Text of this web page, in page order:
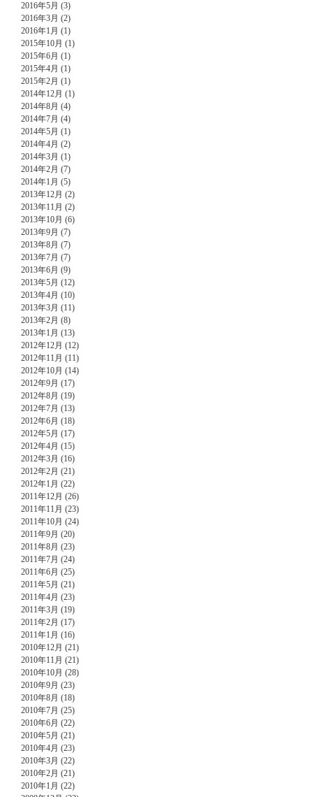
2016年5月 (3)
2016年3月 (2)
2016年1月 (1)
2015年10月 (1)
2015年6月 (1)
2015年4月 (1)
2015年2月 (1)
2014年12月 (1)
2014年8月 (4)
2014年7月 (4)
2014年5月 (1)
2014年4月 (2)
2014年3月 (1)
2014年2月 (7)
2014年1月 (5)
2013年12月 (2)
2013年11月 (2)
2013年10月 (6)
2013年9月 (7)
2013年8月 (7)
2013年7月 (7)
2013年6月 (9)
2013年5月 (12)
2013年4月 (10)
2013年3月 (11)
2013年2月 (8)
2013年1月 (13)
2012年12月 (12)
2012年11月 (11)
2012年10月 (14)
2012年9月 (17)
2012年8月 (19)
2012年7月 (13)
2012年6月 (18)
2012年5月 (17)
2012年4月 (15)
2012年3月 (16)
2012年2月 (21)
2012年1月 (22)
2011年12月 (26)
2011年11月 (23)
2011年10月 (24)
2011年9月 (20)
2011年8月 (23)
2011年7月 (24)
2011年6月 (25)
2011年5月 (21)
2011年4月 (23)
2011年3月 (19)
2011年2月 (17)
2011年1月 (16)
2010年12月 (21)
2010年11月 (21)
2010年10月 (28)
2010年9月 (23)
2010年8月 (18)
2010年7月 (25)
2010年6月 (22)
2010年5月 (21)
2010年4月 (23)
2010年3月 (22)
2010年2月 (21)
2010年1月 (22)